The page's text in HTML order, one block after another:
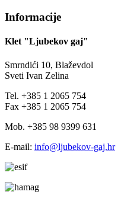
Informacije
Klet "Ljubekov gaj"
Smrndići 10, Blaževdol
Sveti Ivan Zelina
Tel. +385 1 2065 754
Fax +385 1 2065 754
Mob. +385 98 9399 631
E-mail: info@ljubekov-gaj.hr